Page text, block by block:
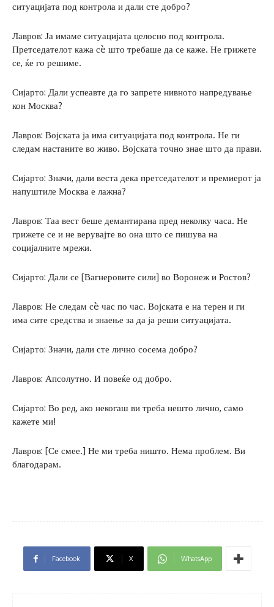
ситуацијата под контрола и дали сте добро?
Лавров: Ја имаме ситуацијата целосно под контрола.
Претседателот кажа сè што требаше да се каже. Не грижете
се, ќе го решиме.
Сијарто: Дали успеавте да го запрете нивното напредување
кон Москва?
Лавров: Војската ја има ситуацијата под контрола. Не ги
следам настаните во живо. Војската точно знае што да прави.
Сијарто: Значи, дали веста дека претседателот и премиерот ја
напуштиле Москва е лажна?
Лавров: Таа вест беше демантирана пред неколку часа. Не
грижете се и не верувајте во она што се пишува на
социјалните мрежи.
Сијарто: Дали се [Вагнеровите сили] во Воронеж и Ростов?
Лавров: Не следам сè час по час. Војската е на терен и ги
има сите средства и знаење за да ја реши ситуацијата.
Сијарто: Значи, дали сте лично сосема добро?
Лавров: Апсолутно. И повеќе од добро.
Сијарто: Во ред, ако некогаш ви треба нешто лично, само
кажете ми!
Лавров: [Се смее.] Не ми треба ништо. Нема проблем. Ви
благодарам.
Facebook X WhatsApp